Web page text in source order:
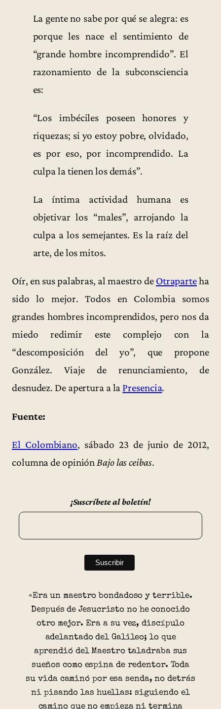
La gente no sabe por qué se alegra: es
porque les nace el sentimiento de
“grande hombre incomprendido”. El
razonamiento de la subconsciencia
es:
“Los imbéciles poseen honores y
riquezas; si yo estoy pobre, olvidado,
es por eso, por incomprendido. La
culpa la tienen los demás”.
La íntima actividad humana es
objetivar los “males”, arrojando la
culpa a los semejantes. Es la raíz del
arte, de los mitos.
Oír, en sus palabras, al maestro de Otraparteha
sido lo mejor. Todos en Colombia somos
grandes hombres incomprendidos, pero nos da
miedo redimir este complejo con la
“descomposición del yo”, que propone
González. Viaje de renunciamiento, de
desnudez. De apertura a la Presencia.
Fuente:
El Colombiano, sábado 23 de junio de 2012,
columna de opiniónBajo las ceibas.
¡Suscríbete al boletín!
«Era un maestro bondadoso y terrible.
Después de Jesucristo no he conocido
otro mejor. Era a su vez, discípulo
adelantado del Galileo; lo que
aprendió del Maestro taladraba sus
sueños como espina de redentor. Toda
su vida caminó por esa senda, no detrás
ni pisando las huellas: siguiendo el
camino que no empieza ni termina